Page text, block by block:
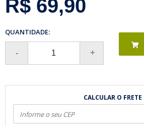
R$ 69,90
QUANTIDADE:
CALCULAR O FRETE